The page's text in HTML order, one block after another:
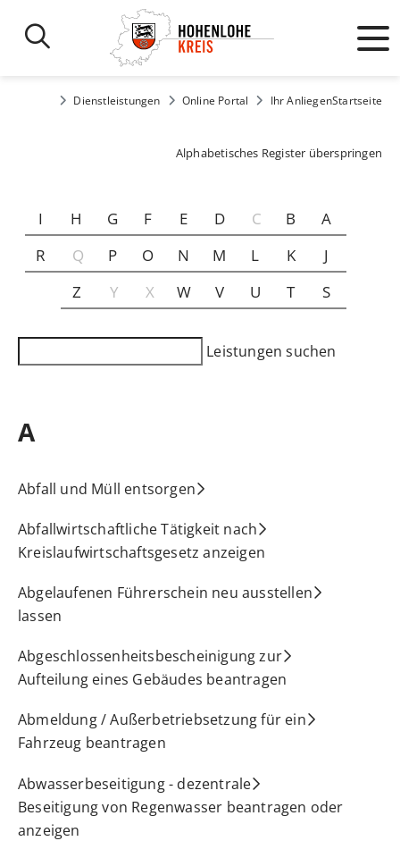
Startseite
Ihr Anliegen
Online Portal
Dienstleistungen
Alphabetisches Register überspringen
A
B
C
D
E
F
G
H
I
J
K
L
M
N
O
P
Q
R
S
T
U
V
W
X
Y
Z
Leistungen suchen
A
Abfall und Müll entsorgen
Abfallwirtschaftliche Tätigkeit nach
Kreislaufwirtschaftsgesetz anzeigen
Abgelaufenen Führerschein neu ausstellen
lassen
Abgeschlossenheitsbescheinigung zur
Aufteilung eines Gebäudes beantragen
Abmeldung / Außerbetriebsetzung für ein
Fahrzeug beantragen
Abwasserbeseitigung - dezentrale
Beseitigung von Regenwasser beantragen oder
anzeigen